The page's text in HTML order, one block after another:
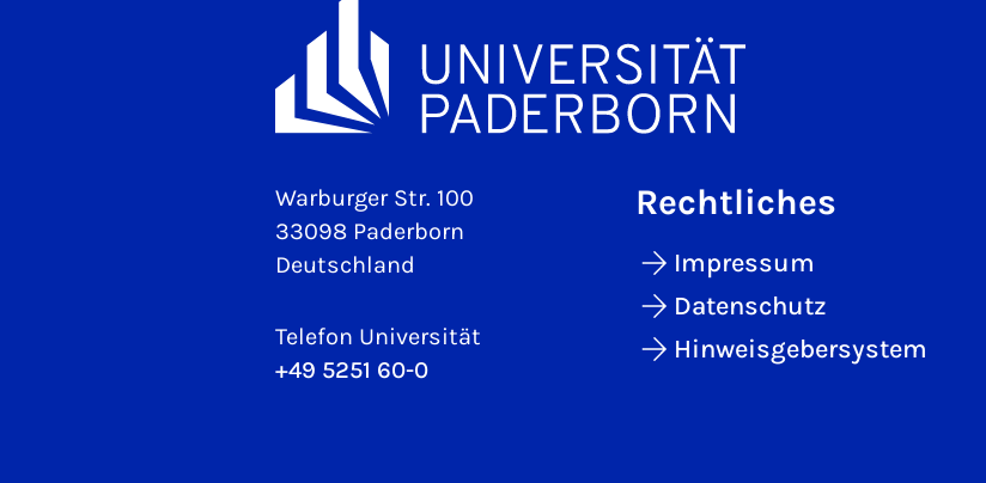
Warburger Str. 100
33098 Paderborn
Deutschland
Telefon Universität
+49 5251 60-0
Rechtliches
Impressum
Datenschutz
Hinweisgebersystem